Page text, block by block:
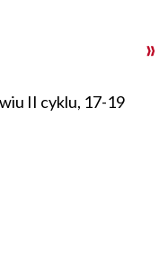
II cyklu, 17-19